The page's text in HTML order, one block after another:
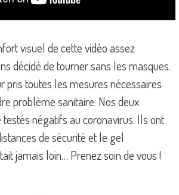
visuel de cette vidéo assez
décidé de tourner sans les masques.
pris toutes les mesures nécessaires
problème sanitaire. Nos deux
négatifs au coronavirus. Ils ont
de sécurité et le gel
jamais loin… Prenez soin de vous !